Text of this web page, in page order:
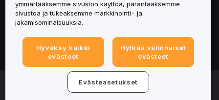
Tuotteet
Lakiasiat
© 2025-2026 Bybit.eu. All rights reserved.
ymmärtääksemme sivuston käyttöä, parantaaksemme
sivustoa ja tukeaksemme markkinointi- ja
jakamisominaisuuksia.
Hyväksy kaikki
evästeet
Hylkää valinnaiset
evästeet
Evästeasetukset